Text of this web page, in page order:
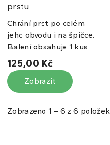
prstu
Chrání prst po celém
jeho obvodu i na špičce.
Balení obsahuje 1 kus.
125,00 Kč
Zobrazit
Zobrazeno 1 – 6 z 6 položek